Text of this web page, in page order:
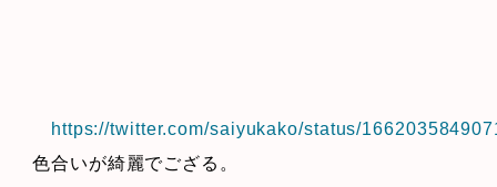
https://twitter.com/saiyukako/status/
色合いが綺麗でござる。